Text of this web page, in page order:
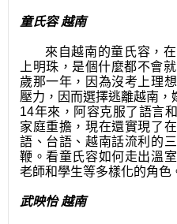
童氏容 越南
來自越南的童氏容，
上明珠，是個什麼都不會
歲那一年，因為沒考上理
壓力，因而選擇逃離越南，
14年來，阿容克服了語言
家庭重擔，現在還實現了
語、台語、越南話流利的
鞭 。看童氏容如何走出溫
老師和學生等多樣化的角色
武映怡 越南